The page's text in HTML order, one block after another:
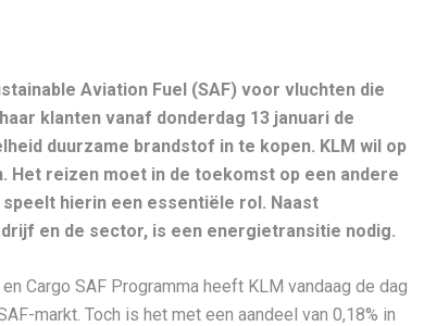
Aviation Fuel (SAF) voor vluchten die
klanten vanaf donderdag 13 januari de
duurzame brandstof in te kopen. KLM wil op
Het reizen moet in de toekomst op een andere
hierin een essentiële rol. Naast
en de sector, is een energietransitie nodig.
Cargo SAF Programma heeft KLM vandaag de dag
markt. Toch is het met een aandeel van 0,18% in